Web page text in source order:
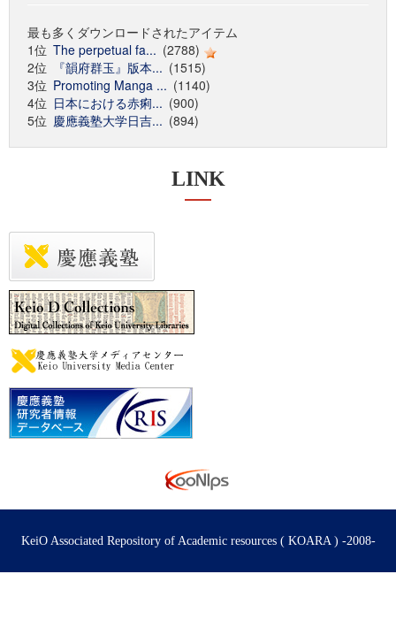
最も多くダウンロードされたアイテム
1位 The perpetual fa... (2788)
2位
『韻府群玉』版本... (1515)
3位 Promoting Manga ... (1140)
4位 日本における赤痢... (900)
5位 慶應義塾大学日吉... (894)
LINK
KeiO Associated Repository of Academic resources ( KOARA ) -2008-